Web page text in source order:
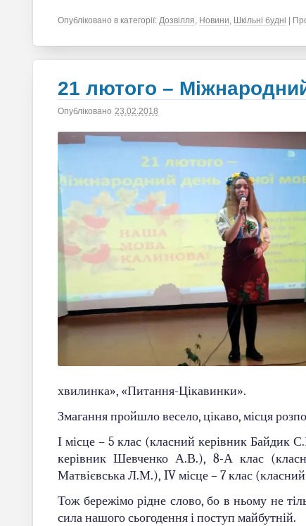
Опубліковано в категорії: Дозвілля, Новини, Шкільні будні |
21 лютого –
Опубліковано 23.02.2018
хвилинка», «Питання-Цікавинки».
Змагання пройшло весело, цікаво, місця
І місце – 5 клас (класний керівник Байдик
керівник Шевченко А.В.), 8-А клас
Матвієвська Л.М.), IV місце – 7 клас
Тож бережімо рідне слово, бо в ньому не
сила нашого сьогодення і поступ майбутній.